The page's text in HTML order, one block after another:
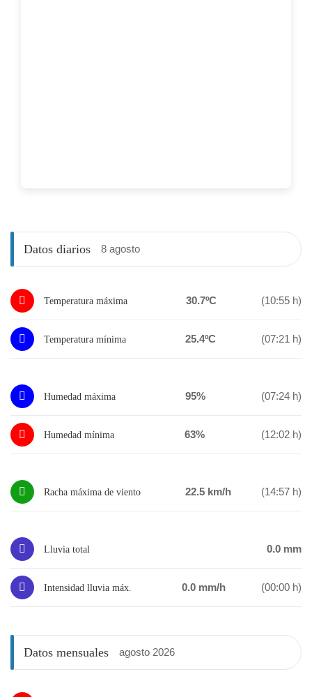
Datos diarios 8 agosto
Temperatura máxima 30.7ºC (10:55 h)
Temperatura mínima 25.4ºC (07:21 h)
Humedad máxima 95% (07:24 h)
Humedad mínima 63% (12:02 h)
Racha máxima de viento 22.5 km/h (14:57 h)
Lluvia total 0.0 mm
Intensidad lluvia máx. 0.0 mm/h (00:00 h)
Datos mensuales agosto 2026